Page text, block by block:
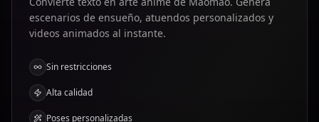
escenarios de ensueño, atuendos personalizados y
videos animados al instante.
Sin restricciones
Alta calidad
Poses personalizadas